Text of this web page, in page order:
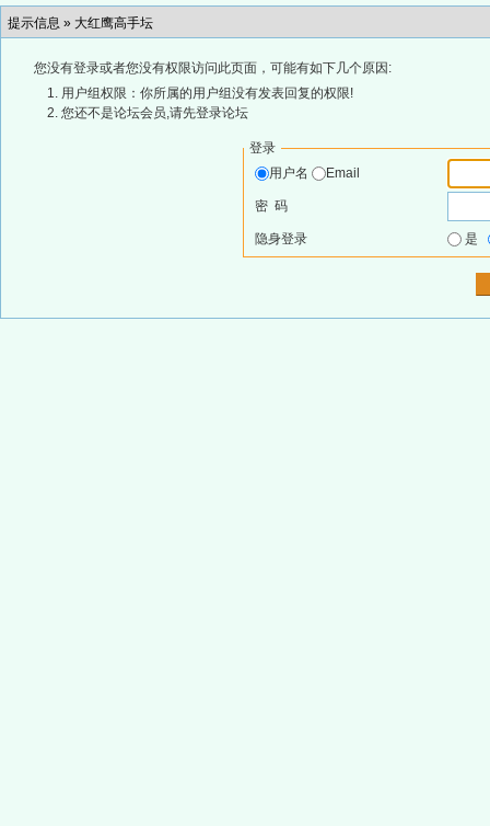
提示信息 » 大红鹰高手坛
您没有登录或者您没有权限访问此页面，可能有如下几个原因:
用户组权限：你所属的用户组没有发表回复的权限!
您还不是论坛会员,请先登录论坛
登录
用户名
Email
密 码
隐身登录 是